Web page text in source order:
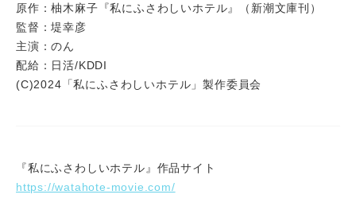
原作：柚木麻子『私にふさわしいホテル』（新潮文庫刊）
監督：堤幸彦
主演：のん
配給：日活/KDDI
(C)2024「私にふさわしいホテル」製作委員会
『私にふさわしいホテル』作品サイト
https://watahote-movie.com/